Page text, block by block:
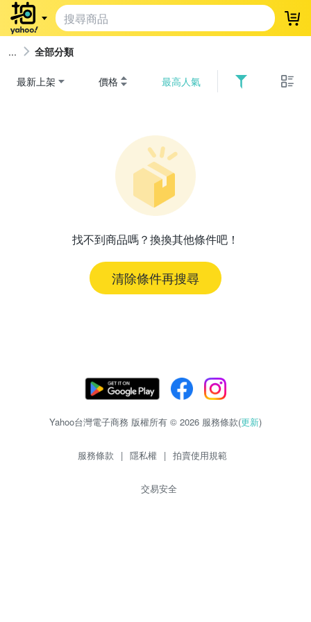
登
全部分類
最新上架 價格 最高人氣
找不到商品嗎？換換其他條件吧！
清除條件再搜尋
Yahoo台灣電子商務 版權所有 © 2026 服務條款(更新)
服務條款 | 隱私權 | 拍賣使用規範
交易安全